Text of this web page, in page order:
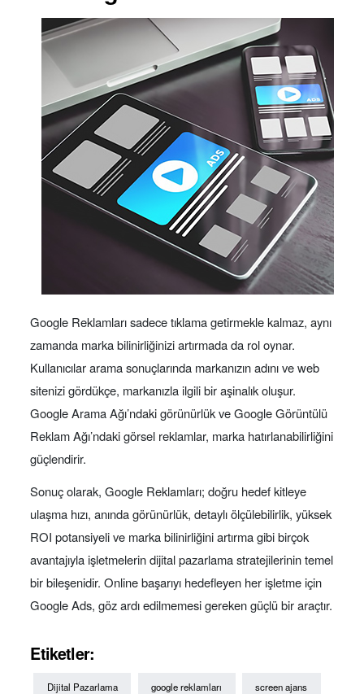
Google Reklamları sadece tıklama getirmekle kalmaz, aynı
zamanda marka bilinirliğinizi artırmada da rol oynar.
Kullanıcılar arama sonuçlarında markanızın adını ve web
sitenizi gördükçe, markanızla ilgili bir aşinalık oluşur.
Google Arama Ağı’ndaki görünürlük ve Google Görüntülü
Reklam Ağı’ndaki görsel reklamlar, marka hatırlanabilirliğini
güçlendirir.
Sonuç olarak, Google Reklamları; doğru hedef kitleye
ulaşma hızı, anında görünürlük, detaylı ölçülebilirlik, yüksek
ROI potansiyeli ve marka bilinirliğini artırma gibi birçok
avantajıyla işletmelerin dijital pazarlama stratejilerinin temel
bir bileşenidir. Online başarıyı hedefleyen her işletme için
Google Ads, göz ardı edilmemesi gereken güçlü bir araçtır.
Etiketler:
Dijital Pazarlama google reklamları screen ajans